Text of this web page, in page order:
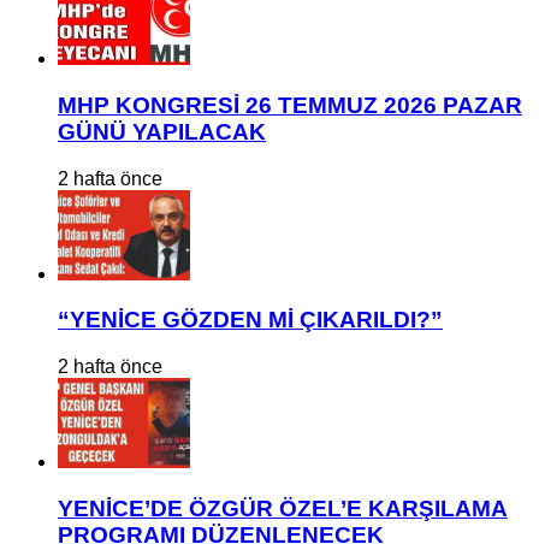
MHP KONGRESİ 26 TEMMUZ 2026 PAZAR
GÜNÜ YAPILACAK
2 hafta önce
“YENİCE GÖZDEN Mİ ÇIKARILDI?”
2 hafta önce
YENİCE’DE ÖZGÜR ÖZEL’E KARŞILAMA
PROGRAMI DÜZENLENECEK